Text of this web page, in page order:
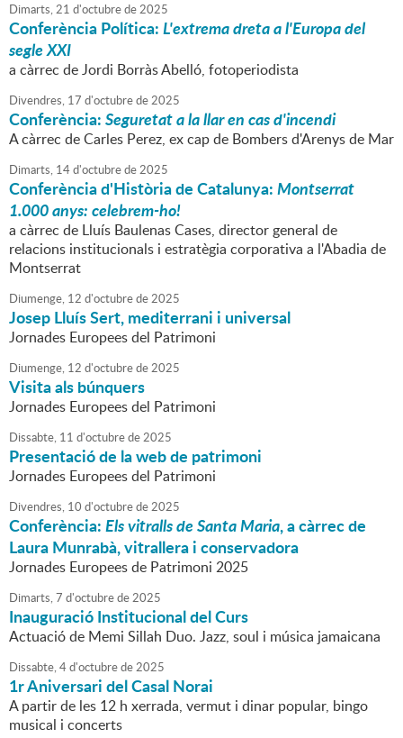
Dimarts,21 d'octubrede2025
Conferència Política:L'extrema dreta a l'Europa del
segle XXI
a càrrec de Jordi Borràs Abelló, fotoperiodista
Divendres, 17 d'octubrede2025
Conferència:Seguretat a la llar en cas d'incendi
A càrrec de Carles Perez, ex cap de Bombers d'Arenys de Mar
Dimarts, 14d'octubrede2025
Conferència d'Història de Catalunya:Montserrat
1.000 anys: celebrem-ho!
a càrrec de Lluís Baulenas Cases, director general de
relacions institucionals i estratègia corporativa a l'Abadia de
Montserrat
Diumenge, 12 d'octubrede2025
Josep Lluís Sert, mediterrani i universal
Jornades Europees del Patrimoni
Diumenge, 12 d'octubrede2025
Visita als búnquers
Jornades Europees del Patrimoni
Dissabte, 11 d'octubrede2025
Presentació de la web de patrimoni
Jornades Europees del Patrimoni
Divendres, 10 d'octubrede2025
Conferència:Els vitralls de Santa Maria, a càrrec de
Laura Munrabà, vitrallera i conservadora
Jornades Europees de Patrimoni 2025
Dimarts,7 d'octubrede2025
Inauguració Institucional del Curs
Actuació de Memi Sillah Duo. Jazz, soul i música jamaicana
Dissabte,4d'octubrede2025
1r Aniversari del Casal Norai
A partir de les 12 h xerrada, vermut i dinar popular, bingo
musical i concerts